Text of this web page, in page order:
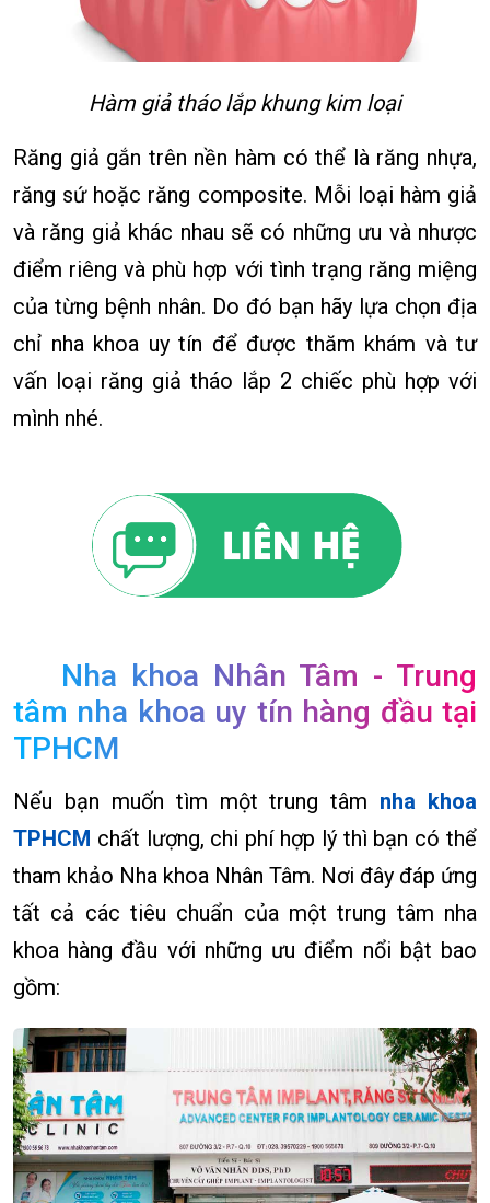
Hàm giả tháo lắp khung kim loại
Răng giả gắn trên nền hàm có thể là răng nhựa,
răng sứ hoặc răng composite. Mỗi loại hàm giả
và răng giả khác nhau sẽ có những ưu và nhược
điểm riêng và phù hợp với tình trạng răng miệng
của từng bệnh nhân. Do đó bạn hãy lựa chọn địa
chỉ nha khoa uy tín để được thăm khám và tư
vấn loại răng giả tháo lắp 2 chiếc phù hợp với
mình nhé.
Nha khoa Nhân Tâm - Trung
tâm nha khoa uy tín hàng đầu tại
TPHCM
Nếu bạn muốn tìm một trung tâm nha khoa
TPHCM chất lượng, chi phí hợp lý thì bạn có thể
tham khảo Nha khoa Nhân Tâm. Nơi đây đáp ứng
tất cả các tiêu chuẩn của một trung tâm nha
khoa hàng đầu với những ưu điểm nổi bật bao
gồm: